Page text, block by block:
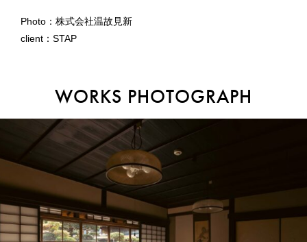
Photo：株式会社温故見新
client：STAP
WORKS PHOTOGRAPH